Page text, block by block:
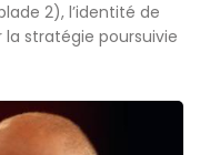
2), l’identité de
stratégie poursuivie